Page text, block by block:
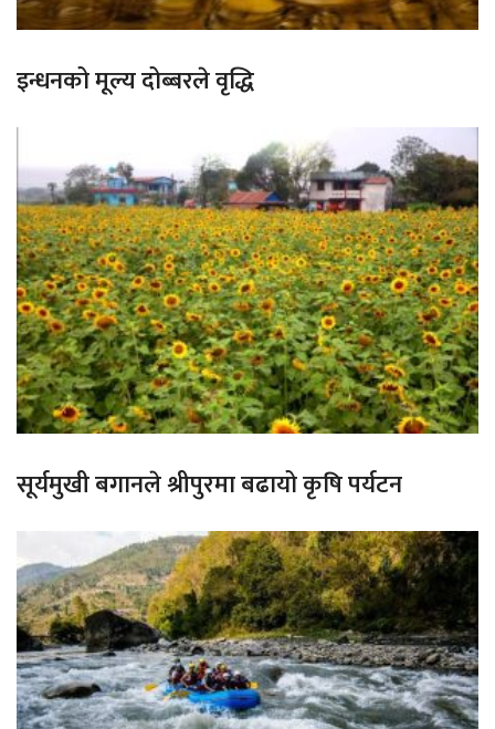
इन्धनको मूल्य दोब्बरले वृद्धि
सूर्यमुखी बगानले श्रीपुरमा बढायो कृषि पर्यटन